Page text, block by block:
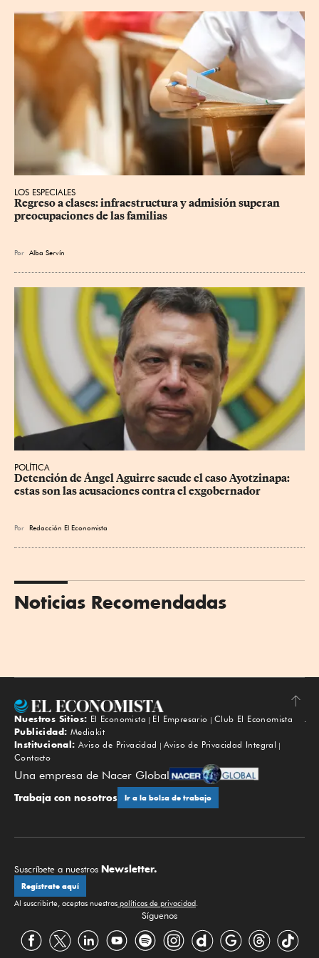
LOS ESPECIALES
Regreso a clases: infraestructura y admisión superan
preocupaciones de las familias
Por Alba Servín
POLÍTICA
Detención de Ángel Aguirre sacude el caso Ayotzinapa:
estas son las acusaciones contra el exgobernador
Por Redacción El Economista
Noticias Recomendadas
Subir
Nuestros Sitios: El Economista El Empresario
Club El Economista
Publicidad: Mediakit
Institucional: Aviso de Privacidad
Aviso de Privacidad Integral
Contacto
Una empresa de Nacer Global
Trabaja con nosotros Ir a la bolsa de trabajo
Suscríbete a nuestros Newsletter.
Regístrate aquí
Al suscribirte, aceptas nuestras políticas de privacidad
Síguenos